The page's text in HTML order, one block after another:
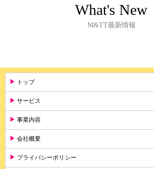
What's New
M&TT最新情報
トップ
サービス
事業内容
会社概要
プライバシーポリシー